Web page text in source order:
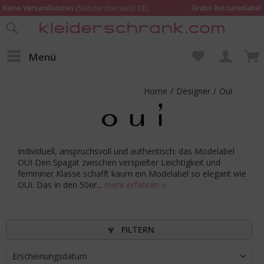
Keine Versandkosten (Standardversand DE)
Gratis Retourenlabel
Online bestellen – im Geschäft in Kempen anprobieren und beraten lassen
Menü
Home / Designer / Oui
Individuell, anspruchsvoll und authentisch: das Modelabel
OUI Den Spagat zwischen verspielter Leichtigkeit und
femininer Klasse schafft kaum ein Modelabel so elegant wie
OUI. Das in den 50er... mehr erfahren »
FILTERN
Erscheinungsdatum